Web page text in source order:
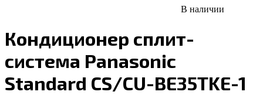
В наличии
Кондиционер сплит-
система Panasonic
Standard CS/CU-BE35TKE-1